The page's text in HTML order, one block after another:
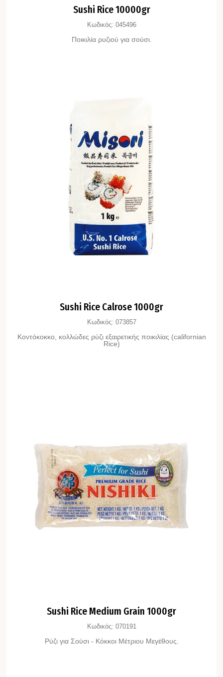
Sushi Rice 10000gr
Κωδικός: 045496
Ποικιλία ρυζιού για σούσι.
Sushi Rice Calrose 1000gr
Κωδικός: 073857
Κοντόκοκκο, κολλώδες ρύζι εξαιρετικής ποικιλίας (californian
Rice)
Sushi Rice Medium Grain 1000gr
Κωδικός: 070191
Ρύζι για Σούσι - Κόκκοι Μέτριου Μεγέθους.